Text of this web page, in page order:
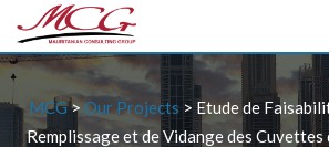
MCG> Our Projects >Etude de
Remplissage et de Vidange des Cuvettes